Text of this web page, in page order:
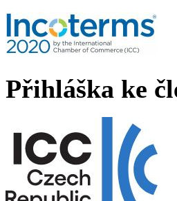
Přihláška ke